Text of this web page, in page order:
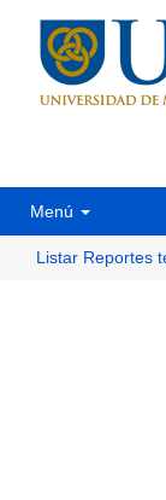
Menú
Listar Reportes